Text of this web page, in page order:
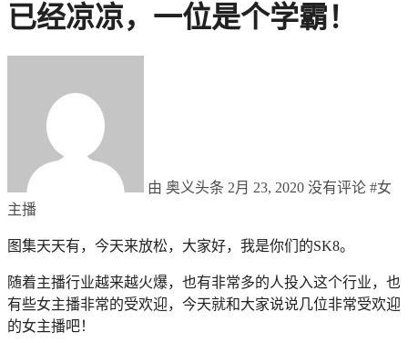
已经凉凉，一位是个学霸！
由 奥义头条 2月 23, 2020 没有评论 #女
主播
图集天天有，今天来放松，大家好，我是你们的SK8。
随着主播行业越来越火爆，也有非常多的人投入这个行业，也
有些女主播非常的受欢迎，今天就和大家说说几位非常受欢迎
的女主播吧！